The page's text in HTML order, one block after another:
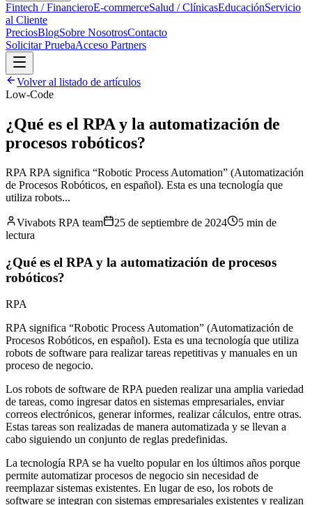
Fintech / FinancieroE-commerceSalud / ClínicasEducaciónServicio
al Cliente
PreciosBlogSobre NosotrosContacto
Solicitar PruebaAcceso Partners
Volver al listado de artículos
Low-Code
¿Qué es el RPA y la automatización de
procesos robóticos?
RPA RPA significa “Robotic Process Automation” (Automatización
de Procesos Robóticos, en español). Esta es una tecnología que
utiliza robots...
Vivabots RPA team 25 de septiembre de 2024 5 min de
lectura
¿Qué es el RPA y la automatización de procesos
robóticos?
RPA
RPA significa “Robotic Process Automation” (Automatización de
Procesos Robóticos, en español). Esta es una tecnología que utiliza
robots de software para realizar tareas repetitivas y manuales en un
proceso de negocio.
Los robots de software de RPA pueden realizar una amplia variedad
de tareas, como ingresar datos en sistemas empresariales, enviar
correos electrónicos, generar informes, realizar cálculos, entre otras.
Estas tareas son realizadas de manera automatizada y se llevan a
cabo siguiendo un conjunto de reglas predefinidas.
La tecnología RPA se ha vuelto popular en los últimos años porque
permite automatizar procesos de negocio sin necesidad de
reemplazar sistemas existentes. En lugar de eso, los robots de
software se integran con sistemas empresariales existentes y realizan